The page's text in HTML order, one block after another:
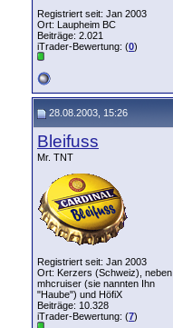
Registriert seit: Jan 2003
Ort: Laupheim BC
Beiträge: 2.021
iTrader-Bewertung: (0)
28.08.2003, 15:26
Bleifuss
Mr. TNT
Registriert seit: Jan 2003
Ort: Kerzers (Schweiz), neben
mhcruiser (sie nannten Ihn
"Haube") und HöfiX
Beiträge: 10.328
iTrader-Bewertung: (7)